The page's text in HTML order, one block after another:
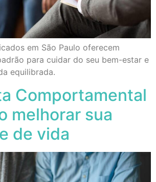
em São Paulo oferecem
para cuidar do seu bem-estar e
equilibrada.
Comportamental
melhorar sua
de vida